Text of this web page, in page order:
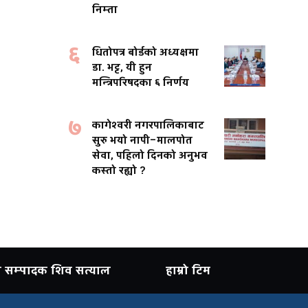
निम्ता
६
धितोपत्र बोर्डको अध्यक्षमा
डा. भट्ट, यी हुन
मन्त्रिपरिषदका ६ निर्णय
७
कागेश्वरी नगरपालिकाबाट
सुरु भयो नापी–मालपोत
सेवा, पहिलो दिनको अनुभव
कस्तो रह्यो ?
सम्पादक शिव सत्याल हाम्रो टिम